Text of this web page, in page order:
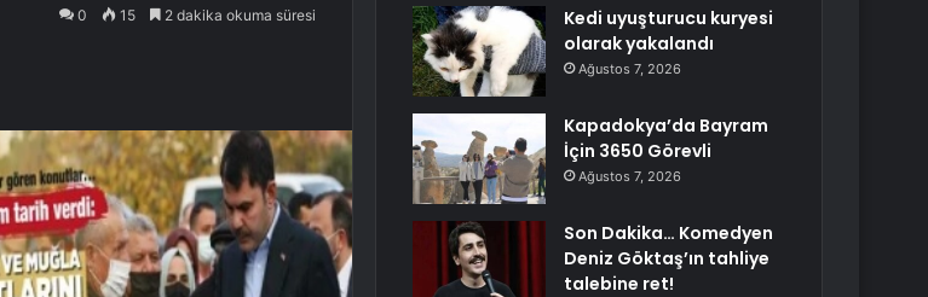
0 15 2 dakika okuma süresi
Kedi uyuşturucu kuryesi
olarak yakalandı
Ağustos 7, 2026
Kapadokya’da Bayram
İçin 3650 Görevli
Ağustos 7, 2026
Son Dakika… Komedyen
Deniz Göktaş’ın tahliye
talebine ret!